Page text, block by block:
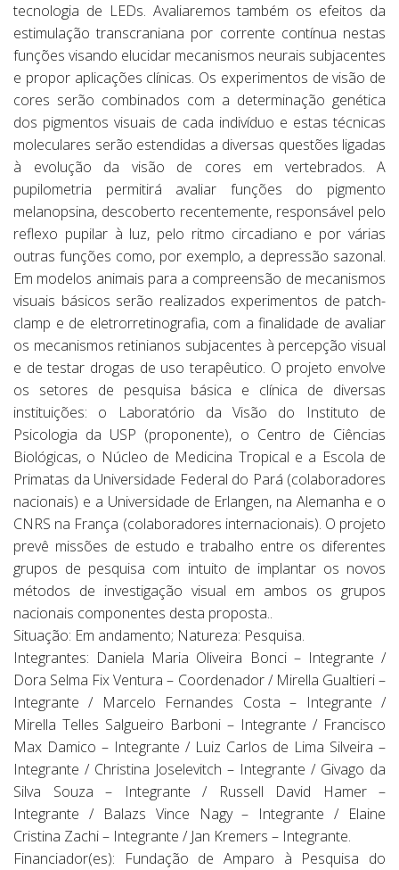
tecnologia de LEDs. Avaliaremos também os efeitos da
estimulação transcraniana por corrente contínua nestas
funções visando elucidar mecanismos neurais subjacentes
e propor aplicações clínicas. Os experimentos de visão de
cores serão combinados com a determinação genética
dos pigmentos visuais de cada indivíduo e estas técnicas
moleculares serão estendidas a diversas questões ligadas
à evolução da visão de cores em vertebrados. A
pupilometria permitirá avaliar funções do pigmento
melanopsina, descoberto recentemente, responsável pelo
reflexo pupilar à luz, pelo ritmo circadiano e por várias
outras funções como, por exemplo, a depressão sazonal.
Em modelos animais para a compreensão de mecanismos
visuais básicos serão realizados experimentos de patch-
clamp e de eletrorretinografia, com a finalidade de avaliar
os mecanismos retinianos subjacentes à percepção visual
e de testar drogas de uso terapêutico. O projeto envolve
os setores de pesquisa básica e clínica de diversas
instituições: o Laboratório da Visão do Instituto de
Psicologia da USP (proponente), o Centro de Ciências
Biológicas, o Núcleo de Medicina Tropical e a Escola de
Primatas da Universidade Federal do Pará (colaboradores
nacionais) e a Universidade de Erlangen, na Alemanha e o
CNRS na França (colaboradores internacionais). O projeto
prevê missões de estudo e trabalho entre os diferentes
grupos de pesquisa com intuito de implantar os novos
métodos de investigação visual em ambos os grupos
nacionais componentes desta proposta..
Situação: Em andamento; Natureza: Pesquisa.
Integrantes: Daniela Maria Oliveira Bonci – Integrante /
Dora Selma Fix Ventura – Coordenador / Mirella Gualtieri –
Integrante / Marcelo Fernandes Costa – Integrante /
Mirella Telles Salgueiro Barboni – Integrante / Francisco
Max Damico – Integrante / Luiz Carlos de Lima Silveira –
Integrante / Christina Joselevitch – Integrante / Givago da
Silva Souza – Integrante / Russell David Hamer –
Integrante / Balazs Vince Nagy – Integrante / Elaine
Cristina Zachi – Integrante / Jan Kremers – Integrante.
Financiador(es): Fundação de Amparo à Pesquisa do